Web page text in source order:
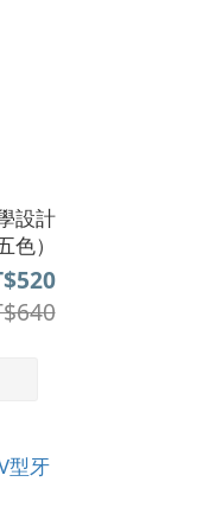
設計
色）